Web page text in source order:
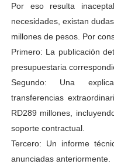
​Por eso resulta
necesidades, existan
millones de pesos. Por
​Primero: La publicación
presupuestaria
Segundo: Una
transferencias
RD289 millones,
soporte contractual.
Tercero: Un informe
anunciadas anteriormente.